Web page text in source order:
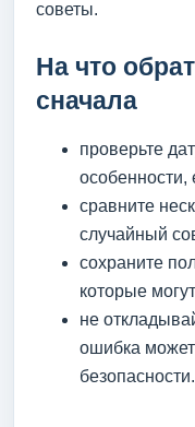
советы.
На что
сначала
проверьте
сравните
случайный
сохраните
которые
не
ошибка может
безопасности.